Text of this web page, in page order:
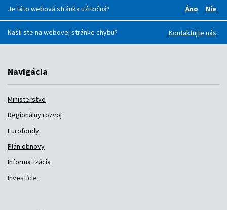
Je táto webová stránka užitočná?
Áno
Nie
Našli ste na webovej stránke chybu?
Kontaktujte nás
Navigácia
Ministerstvo
Regionálny rozvoj
Eurofondy
Plán obnovy
Informatizácia
Investície